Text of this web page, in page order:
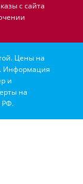
с сайта
Цены на
Информация
и
на
РФ.